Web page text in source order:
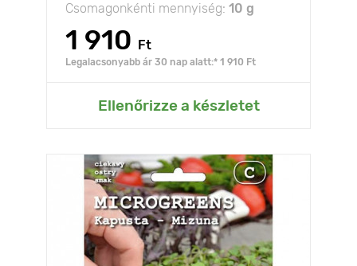
Csomagonkénti mennyiség: 10 g
1 910 Ft
Legalacsonyabb ár 30 nap alatt:* 1 910 Ft
Ellenőrizze a készletet